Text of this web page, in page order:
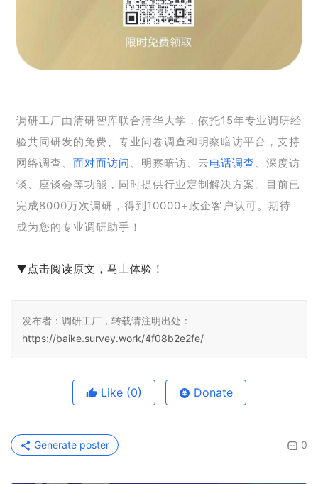
调研工厂由清研智库联合清华大学，依托15年专业调研经
验共同研发的免费、专业问卷调查和明察暗访平台，支持
网络调查、 面对面访问 、明察暗访、云电话调查 、深度访
谈、座谈会等功能，同时提供行业定制解决方案。目前已
完成8000万次调研，得到10000+政企客户认可。期待
成为您的专业调研助手！
▼点击阅读原文，马上体验！
发布者：调研工厂，转载请注明出处：
https://baike.survey.work/4f08b2e2fe/
Like (0) Donate
0
Generate poster